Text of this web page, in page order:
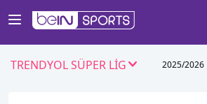
TRENDYOL SÜPER LİG 2025/2026